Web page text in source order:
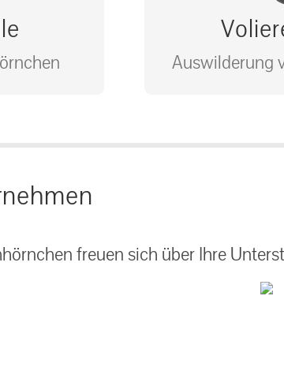
Auswilderung
freuen sich über Ihre